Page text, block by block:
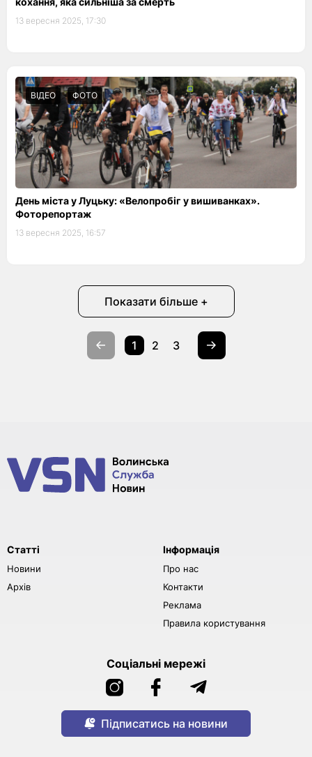
13 вересня 2025, 17:30
ВІДЕО ФОТО
День міста у Луцьку: «Велопробіг у вишиванках».
Фоторепортаж
13 вересня 2025, 16:57
Показати більше +
1 2 3
Статті
Новини
Архів
Інформація
Про нас
Контакти
Реклама
Правила користування
Соціальні мережі
Підписатись на новини